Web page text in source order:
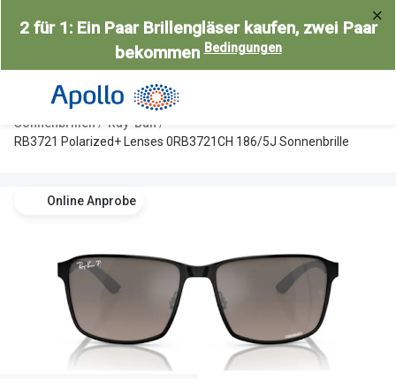
zum2 für 1: Ein Paar Brillengläser kaufen, zwei Paar
bekommen Bedingungen
Alle Brillen
Damen
Herren
Gleitsicht
Selbsttönende Brillen
Lesebrillen
Weitere Kategorien
Damen
Sonnenbrillen
Ray-Ban
RB3721 Polarized+ Lenses 0RB3721CH 186/5J Sonnenbrille
Online Anprobe